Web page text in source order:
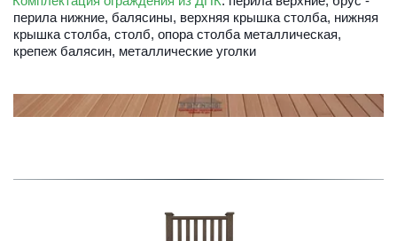
перила нижние, балясины, верхняя крышка столба, нижняя
крышка столба, столб, опора столба металлическая,
крепеж балясин, металлические уголки